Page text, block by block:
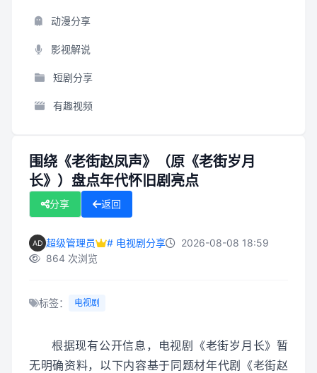
动漫分享
影视解说
短剧分享
有趣视频
围绕《老街赵凤声》（原《老街岁月
长》）盘点年代怀旧剧亮点
分享 返回
超级管理员 # 电视剧分享
2026-08-08 18:59
864 次浏览
标签： 电视剧
根据现有公开信息，电视剧《老街岁月长》暂
无明确资料，以下内容基于同题材年代剧《老街赵